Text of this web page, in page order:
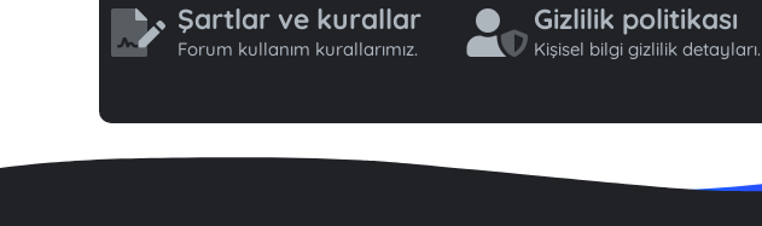
Şartlar ve kurallar
Forum kullanım kurallarımız.
Gizlilik politikası
Kişisel bilgi gizlilik detayları.